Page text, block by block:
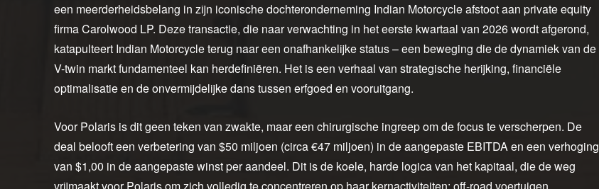
een meerderheidsbelang in zijn iconische dochteronderneming Indian Motorcycle afstoot aan private equity
firma Carolwood LP. Deze transactie, die naar verwachting in het eerste kwartaal van 2026 wordt afgerond,
katapulteert Indian Motorcycle terug naar een onafhankelijke status – een beweging die de dynamiek van de
V-twin markt fundamenteel kan herdefiniëren. Het is een verhaal van strategische herijking, financiële
optimalisatie en de onvermijdelijke dans tussen erfgoed en vooruitgang.
Voor Polaris is dit geen teken van zwakte, maar een chirurgische ingreep om de focus te verscherpen. De
deal belooft een verbetering van $50 miljoen (circa €47 miljoen) in de aangepaste EBITDA en een verhoging
van $1,00 in de aangepaste winst per aandeel. Dit is de koele, harde logica van het kapitaal, die de weg